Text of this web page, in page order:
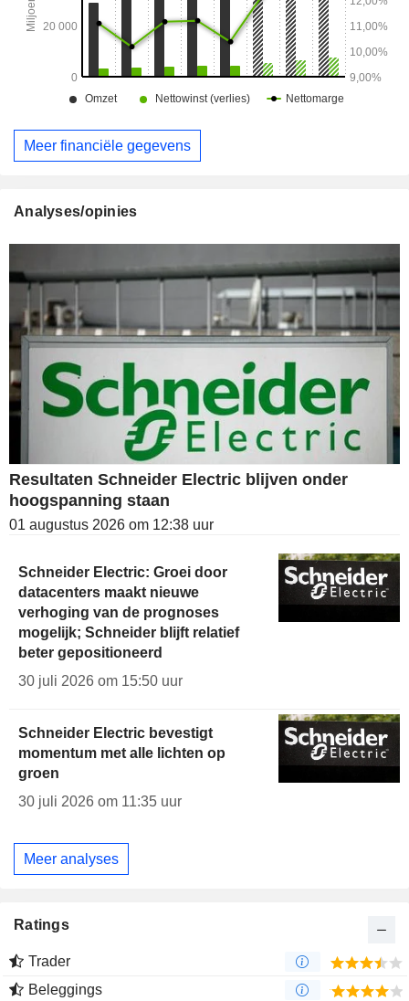
Meer financiële gegevens
Analyses/opinies
Resultaten Schneider Electric blijven onder
hoogspanning staan
01 augustus 2026 om 12:38 uur
Schneider Electric: Groei door
datacenters maakt nieuwe
verhoging van de prognoses
mogelijk; Schneider blijft relatief
beter gepositioneerd
30 juli 2026 om 15:50 uur
Schneider Electric bevestigt
momentum met alle lichten op
groen
30 juli 2026 om 11:35 uur
Meer analyses
Ratings
Trader
Beleggings